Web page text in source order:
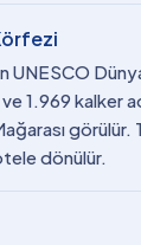
UNESCO
ve 1.969 kalker
dönülür.